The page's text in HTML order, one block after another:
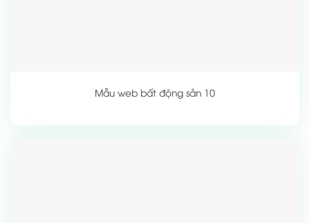
Mẫu web bất động sản 10